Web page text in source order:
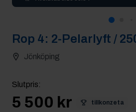
Rop 4: 2-Pelarlyft /
Jönköping
Slutpris:
5 500 kr tillkonzeta